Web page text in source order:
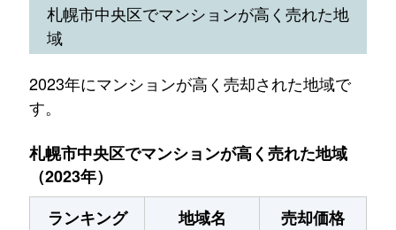
札幌市中央区でマンションが高く売れた地
域
2023年にマンションが高く売却された地域で
す。
札幌市中央区でマンションが高く売れた地域
（2023年）
ランキング
地域名
売却価格